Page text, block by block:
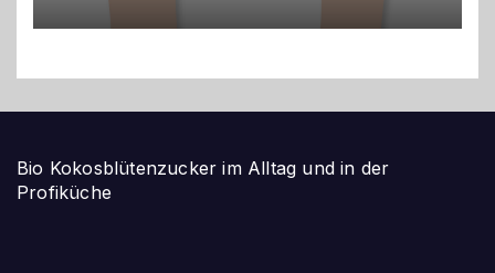
Bio Kokosblütenzucker im Alltag und in der
Profiküche